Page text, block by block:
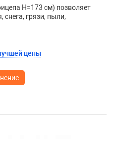
H=173 см) позволяет
снега, грязи, пыли,
цены